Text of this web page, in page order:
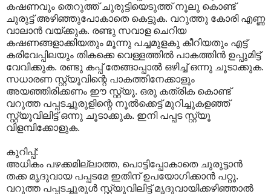
കഷണവും തെറുത്ത് ചുരുട്ടിയെടുത്ത് നൂലു കൊണ്ട്
ചുരുട്ട് അഴിഞ്ഞുപോകാതെ കെട്ടുക. വറുത്തു കോരി എണ്ണ
വാലാന്‍ വയ്ക്കുക. രണ്ടു സവാള ചെറിയ
കഷണങ്ങളാക്കിയതും മൂന്നു പച്ചമുളകു കീറിയതും എട്ട്
കരിവേപ്പിലയും തികക്കെ വെള്ളത്തില്‍ പാകത്തിന്‍ ഉപ്പുമിട്ട്
വേവിക്കുക. രണ്ടു കപ്പ് തേങ്ങാപ്പാല്‍ ഒഴിച്ച് ഒന്നു ചൂടാക്കുക.
സധാരണ സ്റ്റ്യൂവിന്റെ പാകത്തിനേക്കാളും
അയഞ്ഞിരിക്കണം ഈ സ്റ്റ്യൂ. ഒരു കത്രിക കൊണ്ട്
വറുത്ത പപ്പടച്ചുരുളിന്റെ നൂല്‍ക്കെട്ട് മുറിച്ചുകളഞ്ഞ്
സ്റ്റ്യൂവിലിട്ട് ഒന്നു ചൂടാക്കുക. ഇനി പപ്പട സ്റ്റ്യൂ
വിളമ്പിക്കോളുക.
കുറിപ്പ്:
അധികം പഴക്കമില്ലാത്ത, പൊട്ടിപ്പോകാതെ ചുരുട്ടാന്‍
തക്ക മൃദുവായ പപ്പടമേ ഇതിന് ഉപയോഗിക്കാന്‍ പറ്റൂ.
വറുത്ത പപ്പടച്ചുരുള്‍ സ്റ്റ്യൂവിലിട്ട് മൃദുവായിക്കഴിഞ്ഞാല്‍